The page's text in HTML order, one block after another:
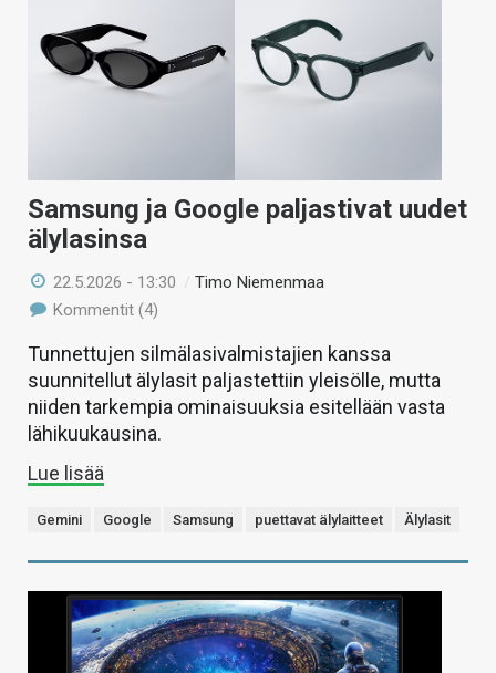
Samsung ja Google paljastivat uudet
älylasinsa
22.5.2026 - 13:30 /Timo Niemenmaa
Kommentit (4)
Tunnettujen silmälasivalmistajien kanssa
suunnitellut älylasit paljastettiin yleisölle, mutta
niiden tarkempia ominaisuuksia esitellään vasta
lähikuukausina.
Lue lisää
Gemini Google Samsung puettavat älylaitteet Älylasit